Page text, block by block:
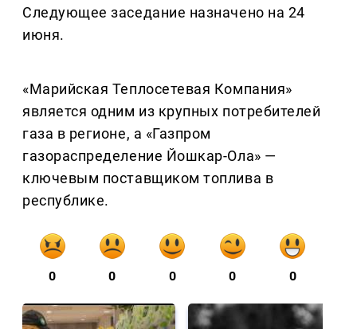
Следующее заседание назначено на 24
июня.
«Марийская Теплосетевая Компания»
является одним из крупных потребителей
газа в регионе, а «Газпром
газораспределение Йошкар-Ола» —
ключевым поставщиком топлива в
республике.
0 0 0 0 0